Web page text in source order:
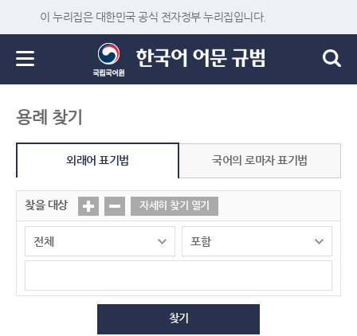
이 누리집은 대한민국 공식 전자정부 누리집입니다.
용례 찾기
외래어 표기법 국어의 로마자 표기법
찾을 대상 자세히 찾기 열기
찾기